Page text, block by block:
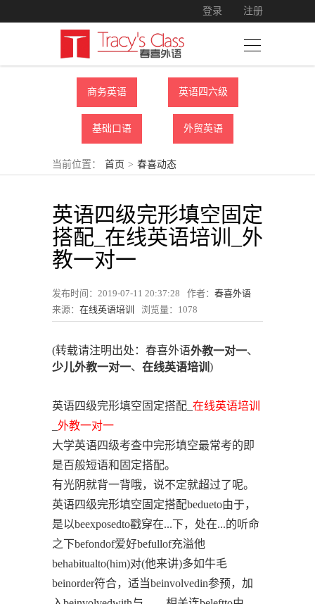
登录 注册
商务英语 英语四六级
基础口语 外贸英语
当前位置： 首页 > 春喜动态
英语四级完形填空固定
搭配_在线英语培训_外
教一对一
发布时间：2019-07-11 20:37:28 作者： 春喜外语
来源： 在线英语培训 浏览量： 1078
(转载请注明出处：春喜外语外教一对一、
少儿外教一对一、 在线英语培训 )
英语四级完形填空固定搭配_ 在线英语培训
外教一对一
大学英语四级考查中完形填空最常考的即
是百般短语和固定搭配。
有光阴就背一背哦，说不定就超过了呢。
英语四级完形填空固定搭配bedueto由于，
是以beexposedto戳穿在...下，处在...的听命
之下befondof爱好befullof充溢他
behabitualto(him)对(他来讲)多如牛毛
beinorder符合，适当beinvolvedin参预，加